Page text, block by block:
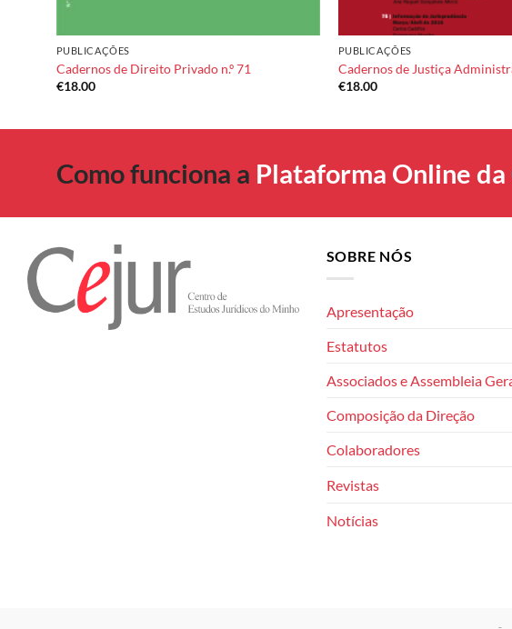
PUBLICAÇÕES
Cadernos de Direito Privado n.º 71
€18.00
PUBLICAÇÕES
Cadernos de Justiça
€18.00
Como funciona a Plataforma Online da
SOBRE NÓS
Apresentação
Estatutos
Associados e Assembleia
Composição da Direção
Colaboradores
Revistas
Notícias